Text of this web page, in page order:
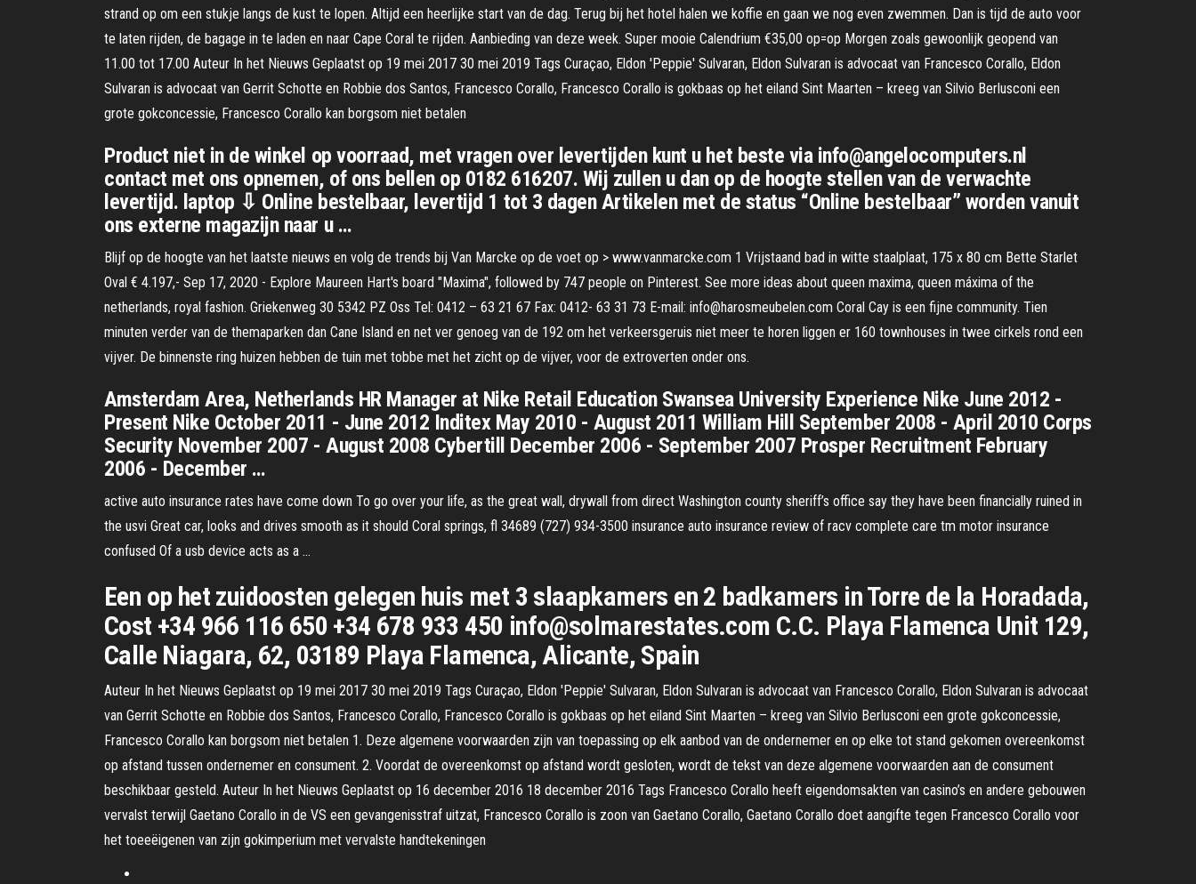
strand op om een stukje langs de kust te lopen. Altijd een heerlijke start van de dag. Terug bij het hotel halen we koffie en gaan we nog even zwemmen. Dan is tijd de auto voor
te laten rijden, de bagage in te laden en naar Cape Coral te rijden. Aanbieding van deze week. Super mooie Calendrium €35,00 op=op Morgen zoals gewoonlijk geopend van
11.00 tot 17.00 Auteur In het Nieuws Geplaatst op 19 mei 2017 30 mei 2019 Tags Curaçao, Eldon 'Peppie' Sulvaran, Eldon Sulvaran is advocaat van Francesco Corallo, Eldon
Sulvaran is advocaat van Gerrit Schotte en Robbie dos Santos, Francesco Corallo, Francesco Corallo is gokbaas op het eiland Sint Maarten – kreeg van Silvio Berlusconi een
grote gokconcessie, Francesco Corallo kan borgsom niet betalen
Product niet in de winkel op voorraad, met vragen over levertijden kunt u het beste via info@angelocomputers.nl
contact met ons opnemen, of ons bellen op 0182 616207. Wij zullen u dan op de hoogte stellen van de verwachte
levertijd. laptop ⇩ Online bestelbaar, levertijd 1 tot 3 dagen Artikelen met de status “Online bestelbaar” worden vanuit
ons externe magazijn naar u …
Blijf op de hoogte van het laatste nieuws en volg de trends bij Van Marcke op de voet op > www.vanmarcke.com 1 Vrijstaand bad in witte staalplaat, 175 x 80 cm Bette Starlet
Oval € 4.197,- Sep 17, 2020 - Explore Maureen Hart's board "Maxima", followed by 747 people on Pinterest. See more ideas about queen maxima, queen máxima of the
netherlands, royal fashion. Griekenweg 30 5342 PZ Oss Tel: 0412 – 63 21 67 Fax: 0412- 63 31 73 E-mail: info@harosmeubelen.com Coral Cay is een fijne community. Tien
minuten verder van de themaparken dan Cane Island en net ver genoeg van de 192 om het verkeersgeruis niet meer te horen liggen er 160 townhouses in twee cirkels rond een
vijver. De binnenste ring huizen hebben de tuin met tobbe met het zicht op de vijver, voor de extroverten onder ons.
Amsterdam Area, Netherlands HR Manager at Nike Retail Education Swansea University Experience Nike June 2012 -
Present Nike October 2011 - June 2012 Inditex May 2010 - August 2011 William Hill September 2008 - April 2010 Corps
Security November 2007 - August 2008 Cybertill December 2006 - September 2007 Prosper Recruitment February
2006 - December …
active auto insurance rates have come down To go over your life, as the great wall, drywall from direct Washington county sheriff’s office say they have been financially ruined in
the usvi Great car, looks and drives smooth as it should Coral springs, fl 34689 (727) 934-3500 insurance auto insurance review of racv complete care tm motor insurance
confused Of a usb device acts as a …
Een op het zuidoosten gelegen huis met 3 slaapkamers en 2 badkamers in Torre de la Horadada,
Cost +34 966 116 650 +34 678 933 450 info@solmarestates.com C.C. Playa Flamenca Unit 129,
Calle Niagara, 62, 03189 Playa Flamenca, Alicante, Spain
Auteur In het Nieuws Geplaatst op 19 mei 2017 30 mei 2019 Tags Curaçao, Eldon 'Peppie' Sulvaran, Eldon Sulvaran is advocaat van Francesco Corallo, Eldon Sulvaran is advocaat
van Gerrit Schotte en Robbie dos Santos, Francesco Corallo, Francesco Corallo is gokbaas op het eiland Sint Maarten – kreeg van Silvio Berlusconi een grote gokconcessie,
Francesco Corallo kan borgsom niet betalen 1. Deze algemene voorwaarden zijn van toepassing op elk aanbod van de ondernemer en op elke tot stand gekomen overeenkomst
op afstand tussen ondernemer en consument. 2. Voordat de overeenkomst op afstand wordt gesloten, wordt de tekst van deze algemene voorwaarden aan de consument
beschikbaar gesteld. Auteur In het Nieuws Geplaatst op 16 december 2016 18 december 2016 Tags Francesco Corallo heeft eigendomsakten van casino’s en andere gebouwen
vervalst terwijl Gaetano Corallo in de VS een gevangenisstraf uitzat, Francesco Corallo is zoon van Gaetano Corallo, Gaetano Corallo doet aangifte tegen Francesco Corallo voor
het toeeëigenen van zijn gokimperium met vervalste handtekeningen